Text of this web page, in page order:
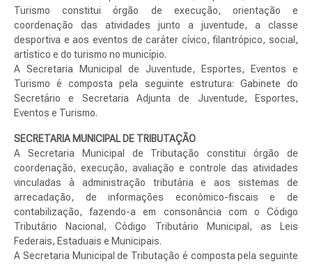
Turismo constitui órgão de execução, orientação e
coordenação das atividades junto a juventude, a classe
desportiva e aos eventos de caráter cívico, filantrópico, social,
artístico e do turismo no município.
A Secretaria Municipal de Juventude, Esportes, Eventos e
Turismo é composta pela seguinte estrutura: Gabinete do
Secretário e Secretaria Adjunta de Juventude, Esportes,
Eventos e Turismo.
SECRETARIA MUNICIPAL DE TRIBUTAÇÃO
A Secretaria Municipal de Tributação constitui órgão de
coordenação, execução, avaliação e controle das atividades
vinculadas à administração tributária e aos sistemas de
arrecadação, de informações econômico-fiscais e de
contabilização, fazendo-a em consonância com o Código
Tributário Nacional, Código Tributário Municipal, as Leis
Federais, Estaduais e Municipais.
A Secretaria Municipal de Tributação é composta pela seguinte